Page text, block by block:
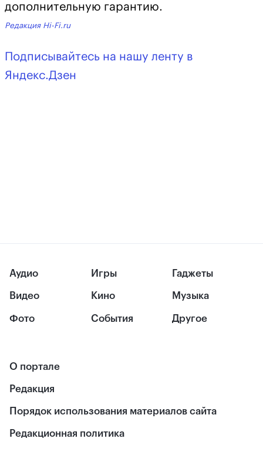
дополнительную гарантию.
Редакция Hi-Fi.ru
Подписывайтесь на нашу ленту в
Яндекс.Дзен
Аудио
Видео
Фото
Игры
Кино
События
Гаджеты
Музыка
Другое
О портале
Редакция
Порядок использования материалов сайта
Редакционная политика